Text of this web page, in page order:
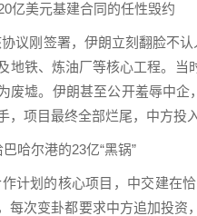
亿美元基建合同的任性毁约
议刚签署，伊朗立刻翻脸不
地铁、炼油厂等核心工程。
废墟。伊朗甚至公开羞辱中企
，项目最终全部烂尾，中方投
哈尔港的23亿“黑锅”
计划的核心项目，中交建在
每次变卦都要求中方追加投资